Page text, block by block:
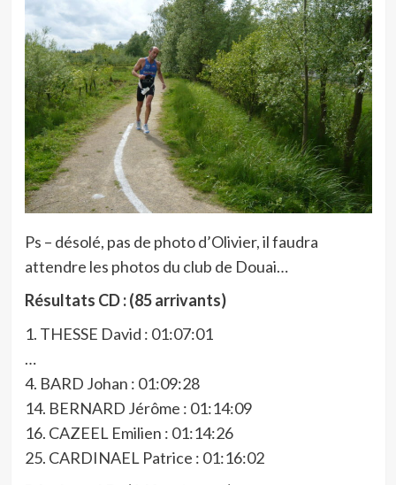
Ps – désolé, pas de photo d’Olivier, il faudra
attendre les photos du club de Douai…
Résultats CD : (85 arrivants)
1. THESSE David : 01:07:01
…
4. BARD Johan : 01:09:28
14. BERNARD Jérôme : 01:14:09
16. CAZEEL Emilien : 01:14:26
25. CARDINAEL Patrice : 01:16:02